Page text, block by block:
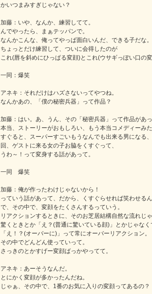
かいつまみすぎじゃない？
加藤：いや、なんか、練習してて。
んでやったら、まぁテッパンで。
なんかこんな、俺ってやっぱ面白いんだ、できる子だな。
ちょっとだけ練習して、ついに会得したのが
これ(唇を斜めにひっぱる変顔)とこれ(ウサギっぽい口の変
一同：爆笑
アネキ：それだけはハズさないってやつね。
なんかあの、「僕の秘密兵器」って作品？
加藤：はい。あ、うん、その「秘密兵器」って作品があっ
本当、ストーリーがおもしろい、もう本当コメディーみ
すぐると、スーパーすごいもうなんでも出来る男になる
回、ゲストに来る女の子お脇をくすぐって、
うわ～！って変身する話があって。
一同 爆笑
加藤：俺が作ったわけじゃないから！
っていう話があって、だから、くすぐらせれば笑わせるん
で、その中で、変顔をたくさんするっていう。
リアクションするときに、そのお芝居結構自然な流れじ
驚くときとか「え？(普通に驚いている顔)」とかじゃなく
「え！？(オーバーに)」って常にオーバーリアクション。
その中でどんどん使っていって。
さっきのとかすげー変顔ばっかやってて。
アネキ：あーそうなんだ。
とにかく変顔が多かったんだね。
じゃぁ、その中で、1番のお気に入りの変顔ってあるの？